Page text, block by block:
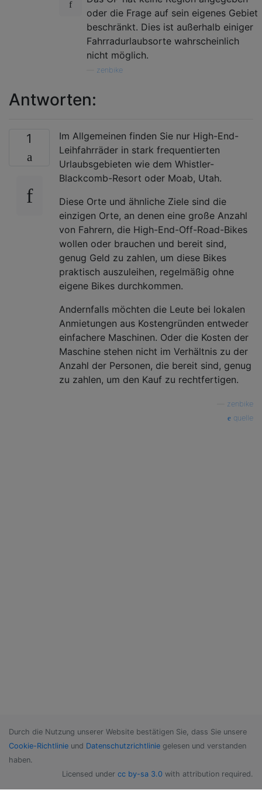
oder die Frage auf sein eigenes Gebiet
beschränkt. Dies ist außerhalb einiger
Fahrradurlaubsorte wahrscheinlich
nicht möglich.
zenbike
Antworten:
1
Im Allgemeinen finden Sie nur High-End-
Leihfahrräder in stark frequentierten
Urlaubsgebieten wie dem Whistler-
Blackcomb-Resort oder Moab, Utah.
Diese Orte und ähnliche Ziele sind die
einzigen Orte, an denen eine große Anzahl
von Fahrern, die High-End-Off-Road-Bikes
wollen oder brauchen und bereit sind,
genug Geld zu zahlen, um diese Bikes
praktisch auszuleihen, regelmäßig ohne
eigene Bikes durchkommen.
Andernfalls möchten die Leute bei lokalen
Anmietungen aus Kostengründen entweder
einfachere Maschinen. Oder die Kosten der
Maschine stehen nicht im Verhältnis zu der
Anzahl der Personen, die bereit sind, genug
zu zahlen, um den Kauf zu rechtfertigen.
zenbike
quelle
Durch die Nutzung unserer Website bestätigen Sie, dass Sie unsere
Cookie-Richtlinie und Datenschutzrichtlinie gelesen und verstanden
haben.
Licensed under cc by-sa 3.0 with attribution required.